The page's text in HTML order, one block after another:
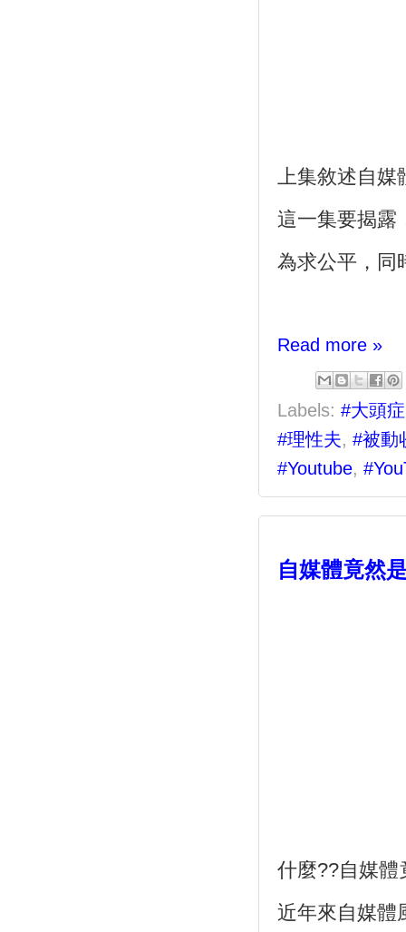
上集敘述自媒
這一集要揭露
為求公平，同
Read more »
Labels: #大頭症
#理性夫, #被動
#Youtube,
自媒體竟然
什麼??自媒體
近年來自媒體